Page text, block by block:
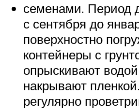
семенами. Период
с сентября до
поверхностно
контейнеры с
опрыскивают
накрывают
регулярно